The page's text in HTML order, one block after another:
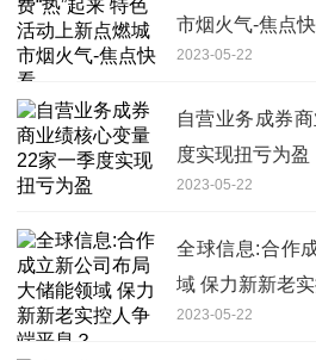
市烟火气-焦点
2023-05-22
自营业务成券
度实现扭亏为盈
2023-05-22
全球信息:合作
域 保力新新老
2023-05-22